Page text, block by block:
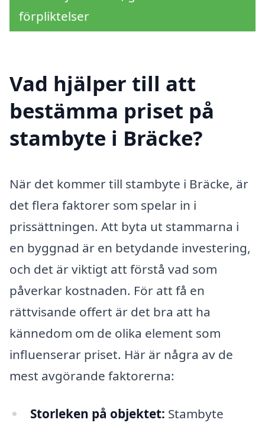
förpliktelser
Vad hjälper till att
bestämma priset på
stambyte i Bräcke?
När det kommer till stambyte i Bräcke, är
det flera faktorer som spelar in i
prissättningen. Att byta ut stammarna i
en byggnad är en betydande investering,
och det är viktigt att förstå vad som
påverkar kostnaden. För att få en
rättvisande offert är det bra att ha
kännedom om de olika element som
influenserar priset. Här är några av de
mest avgörande faktorerna:
Storleken på objektet: Stambyte